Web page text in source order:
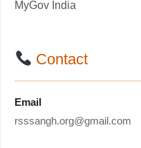
MyGov India
Contact
Email
rsssangh.org@gmail.com